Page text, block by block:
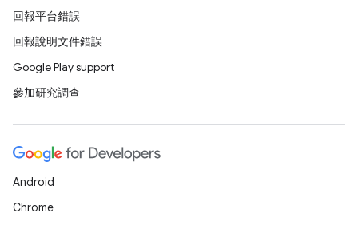
回報平台錯誤
回報說明文件錯誤
Google Play support
參加研究調查
Android
Chrome